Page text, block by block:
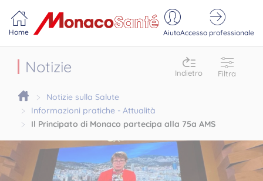
Home AiutoAccesso professionale
Notizie Indietro Filtra
Notizie sulla Salute
Informazioni pratiche - Attualità
Il Principato di Monaco partecipa alla 75a AMS